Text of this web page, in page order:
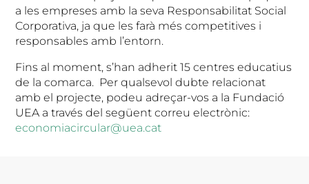
a les empreses amb la seva Responsabilitat Social
Corporativa, ja que les farà més competitives i
responsables amb l’entorn.
Fins al moment, s’han adherit 15 centres educatius
de la comarca. Per qualsevol dubte relacionat
amb el projecte, podeu adreçar-vos a la Fundació
UEA a través del següent correu electrònic:
economiacircular@uea.cat